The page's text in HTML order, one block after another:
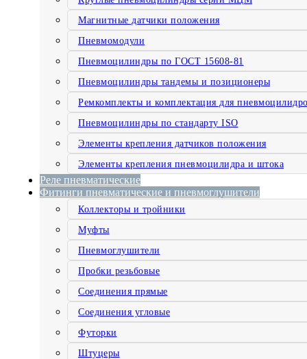
Магнитные датчики положения
Пневмомодули
Пневмоцилиндры по ГОСТ 15608-81
Пневмоцилиндры тандемы и позиционеры
Ремкомплекты и комплектация для
Пневмоцилиндры по стандарту ISO
Элементы крепления датчиков положения
Элементы крепления пневмоцилидра и штока
Реле пневматические
Фитинги пневматические и пневмоглушители
Коллекторы и тройники
Муфты
Пневмоглушители
Пробки резьбовые
Соединения прямые
Соединения угловые
Футорки
Штуцеры